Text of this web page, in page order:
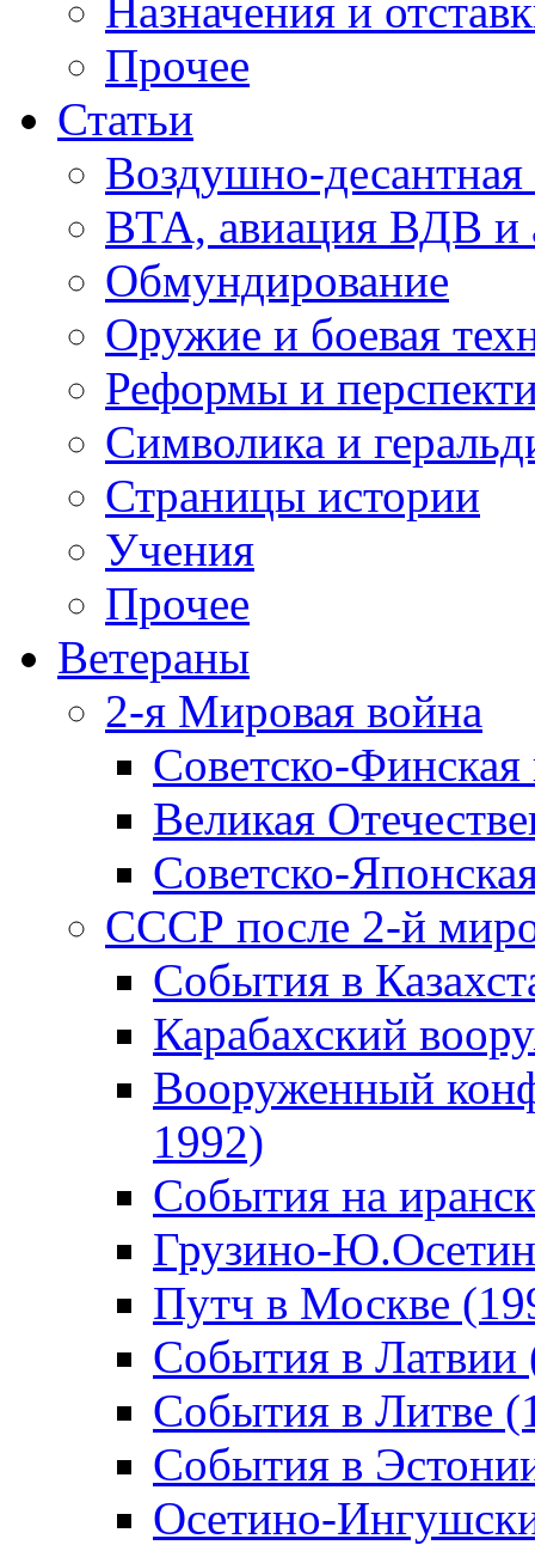
Назначения и
Прочее
Статьи
Воздушно-десантная
ВТА, авиация ВДВ и
Обмундирование
Оружие и боевая
Реформы и
Символика и
Страницы истории
Учения
Прочее
Ветераны
2-я Мировая война
Советско-
Великая
Советско-
СССР после 2-й
События в
Карабахский
Вооруженный
1992)
События на
Грузино-
Путч в Москве
События в Латвии
События в Литве
События в
Осетино-